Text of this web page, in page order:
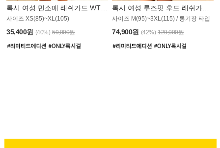
사이즈 XS(85)~XL(105)
35,400원 (40%) 59,000원
사이즈 M(95)~3XL(115) / 롱기장 타입
74,900원 (42%) 129,000원